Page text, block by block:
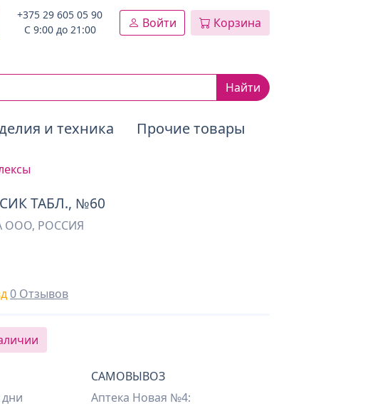
+375 29 605 05 90
C 9:00 до 21:00
Войти Корзина
Найти
и техника Прочие товары
ТАБЛ., №60
ООО, РОССИЯ
0 Отзывов
САМОВЫВОЗ
Аптека Новая №4: